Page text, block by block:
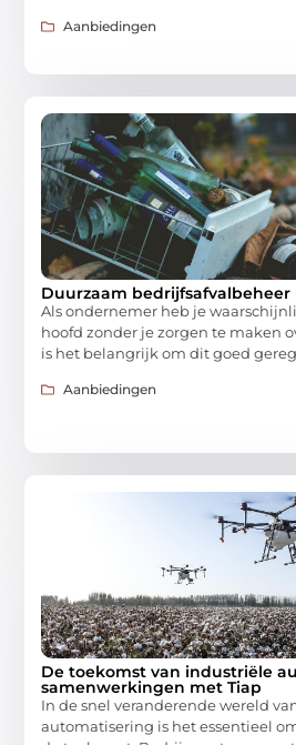
Aanbiedingen
Duurzaam
Als ondernemer heb je
hoofd zonder je zorgen te maken
is het belangrijk om dit goed
Aanbiedingen
De toekomst van industriële
samenwerkingen met Tiap
In de snel veranderende wereld
automatisering is het essentieel